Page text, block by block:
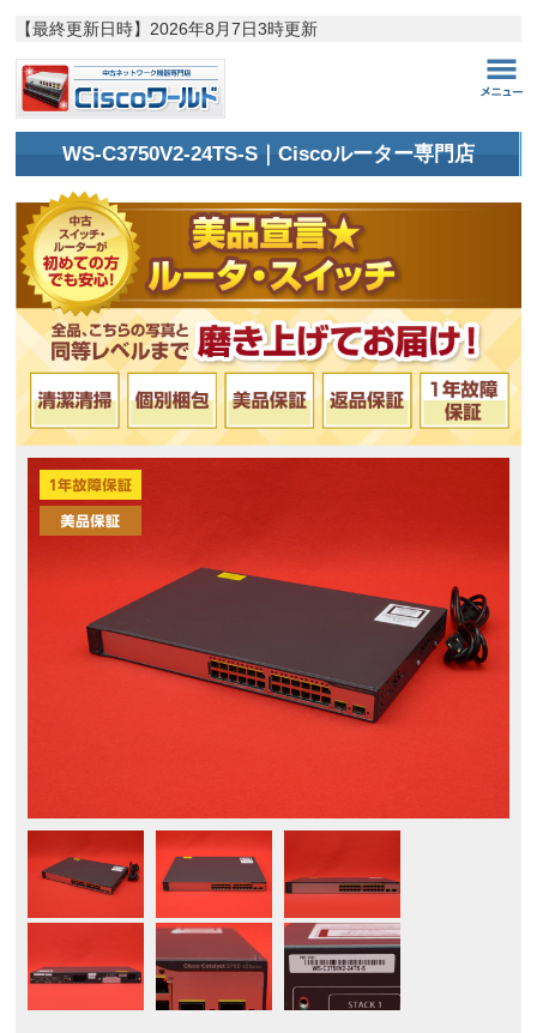
【最終更新日時】2026年8月7日3時更新
WS-C3750V2-24TS-S｜Ciscoルーター専門店